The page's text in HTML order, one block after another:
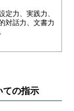
定力、実践力、
対話力、文書力
ての指示